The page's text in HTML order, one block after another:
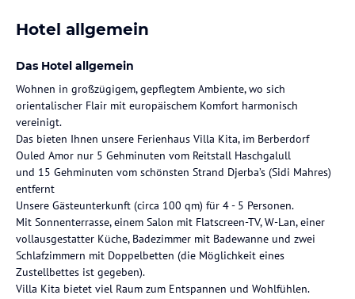
Hotel allgemein
Das Hotel allgemein
Wohnen in großzügigem, gepflegtem Ambiente, wo sich
orientalischer Flair mit europäischem Komfort harmonisch
vereinigt.
Das bieten Ihnen unsere Ferienhaus Villa Kita, im Berberdorf
Ouled Amor nur 5 Gehminuten vom Reitstall Haschgalull
und 15 Gehminuten vom schönsten Strand Djerba’s (Sidi Mahres)
entfernt
Unsere Gästeunterkunft (circa 100 qm) für 4 - 5 Personen.
Mit Sonnenterrasse, einem Salon mit Flatscreen-TV, W-Lan, einer
vollausgestatter Küche, Badezimmer mit Badewanne und zwei
Schlafzimmern mit Doppelbetten (die Möglichkeit eines
Zustellbettes ist gegeben).
Villa Kita bietet viel Raum zum Entspannen und Wohlfühlen.